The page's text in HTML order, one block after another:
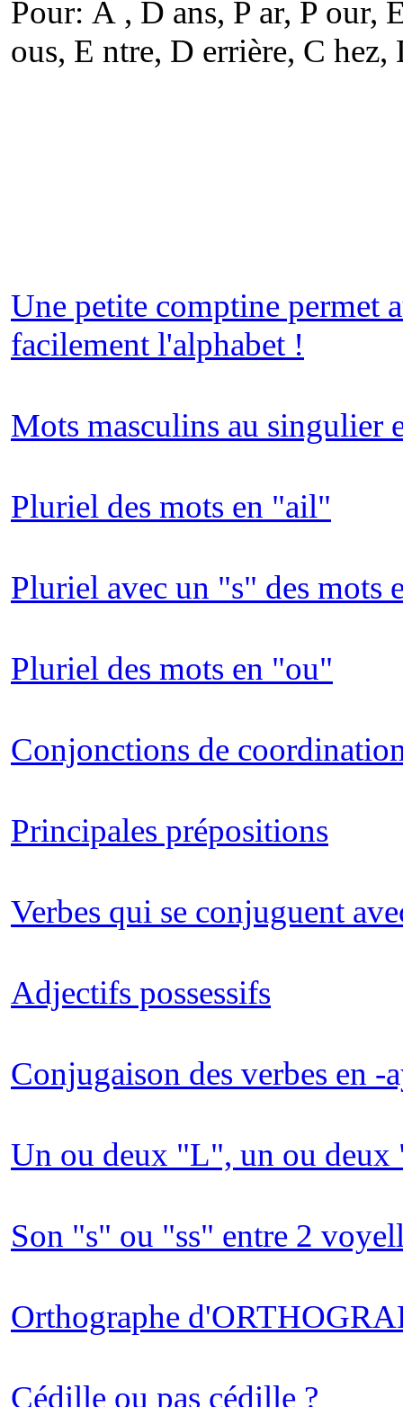
Pour: À , D ans, P ar, P our,
ous, E ntre, D errière, C hez,
Une petite comptine permet
facilement l'alphabet !
Mots masculins au singulier
Pluriel des mots en "ail"
Pluriel avec un "s" des mots
Pluriel des mots en "ou"
Conjonctions de
Principales prépositions
Verbes qui se conjuguent
Adjectifs possessifs
Conjugaison des verbes en -
Un ou deux "L", un ou deux
Son "s" ou "ss" entre 2
Orthographe
Cédille ou pas cédille ?